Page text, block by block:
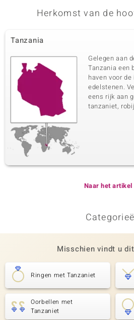
Herkomst van de
Tanzania
Gelegen aan
Tanzania een
haven voor
edelstenen.
eens rijk aan
tanzaniet,
Naar het artikel
Misschien vindt u
Ringen met Tanzaniet
Oorbellen met
Tanzaniet